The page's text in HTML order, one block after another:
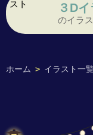
ホーム > イラスト一
３D
のイラ